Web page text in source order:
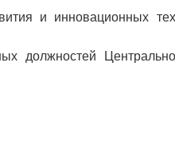
и инновационных
должностей